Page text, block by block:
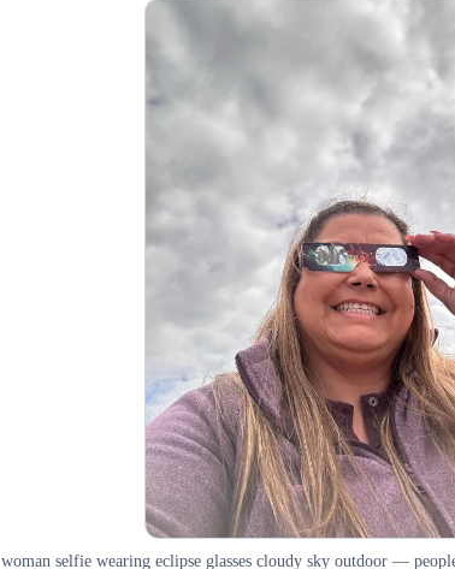
woman selfie wearing eclipse glasses cloudy sky outdoor —